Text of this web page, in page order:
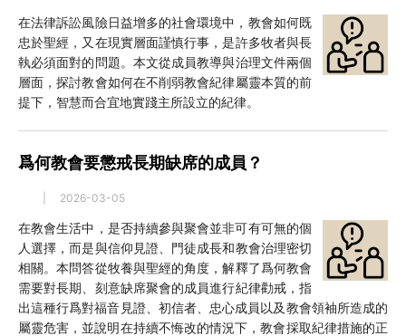
在法律訴訟風險日益增多的社會環境中，教會如何既
忠於聖經，又在現實層面謹慎行事，是許多牧者與長
執必須面對的問題。本文從成員教導與治理文件兩個
層面，探討教會如何在不削弱教會紀律屬靈本質的前
提下，智慧而合宜地實踐主所設立的紀律。
爲何教會要懲戒長期缺席的成員？
2026-03-05
在教會生活中，是否持續參與聚會並非可有可無的個
人選擇，而是與信仰見證、門徒成長和教會治理密切
相關。本問答從牧養與聖經的角度，解釋了爲何教會
需要對長期、刻意缺席聚會的成員進行紀律勸戒，指
出這種行爲對福音見證、初信者、忠心成員以及教會領袖所造成的
屬靈危害，並說明在持續不悔改的情況下，教會採取紀律措施的正